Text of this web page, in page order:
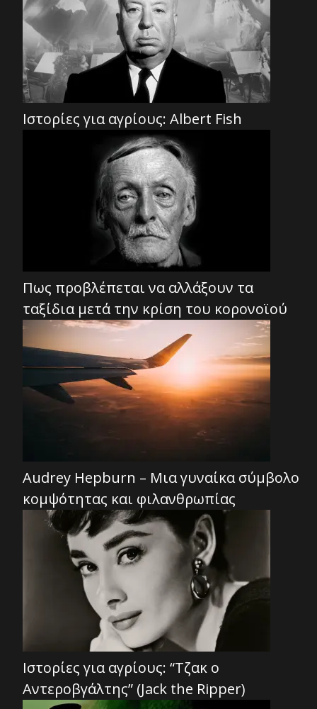
Ιστορίες για αγρίους: Albert Fish
Πως προβλέπεται να αλλάξουν τα
ταξίδια μετά την κρίση του κορονοϊού
Audrey Hepburn – Μια γυναίκα σύμβολο
κομψότητας και φιλανθρωπίας
Ιστορίες για αγρίους: “Τζακ ο
Αντεροβγάλτης” (Jack the Ripper)